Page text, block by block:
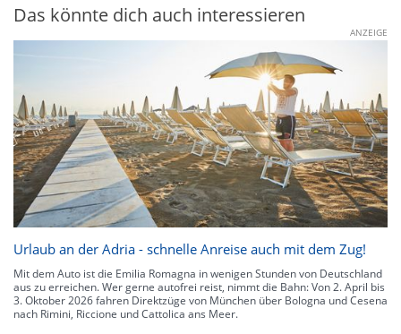
Das könnte dich auch interessieren
ANZEIGE
Urlaub an der Adria - schnelle Anreise auch mit dem Zug!
Mit dem Auto ist die Emilia Romagna in wenigen Stunden von Deutschland
aus zu erreichen. Wer gerne autofrei reist, nimmt die Bahn: Von 2. April bis
3. Oktober 2026 fahren Direktzüge von München über Bologna und Cesena
nach Rimini, Riccione und Cattolica ans Meer.